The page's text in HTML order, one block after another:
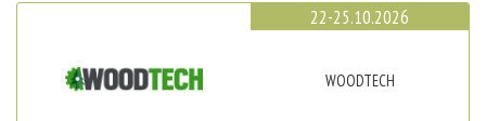
22-25.10.2026
WOODTECH